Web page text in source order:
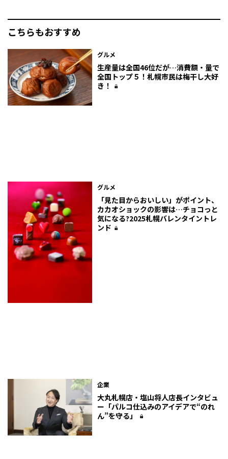
こちらもおすすめ
グルメ
生産量は全国46位だが…消費額・量で
全国トップ５！札幌市民は梅干し大好
き！
グルメ
「見た目からおいしい」がポイント、
カカオショックの影響は…チョコっと
気になる?2025札幌バレンタイントレ
ンド
企業
大丸札幌店・塩山将人店長インタビュ
ー「パルコ仕込みのアイデアで“のれ
ん”を守る」